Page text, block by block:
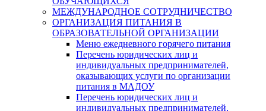
МЕЖДУНАРОДНОЕ СОТРУДНИЧЕСТВО
ОРГАНИЗАЦИЯ ПИТАНИЯ В
ОБРАЗОВАТЕЛЬНОЙ ОРГАНИЗАЦИИ
Меню ежедневного горячего питания
Перечень юридических лиц и
индивидуальных предпринимателей,
оказывающих услуги по организации
питания в МАДОУ
Перечень юридических лиц и
индивидуальных предпринимателей,